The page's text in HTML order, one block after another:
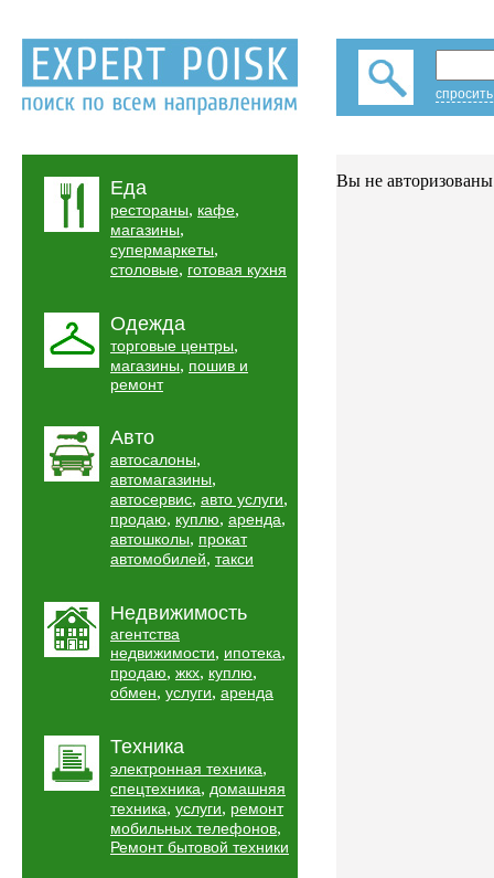
Еда
рестораны, кафе,
магазины,
супермаркеты,
столовые, готовая кухня
Одежда
торговые центры,
магазины, пошив и
ремонт
Авто
автосалоны,
автомагазины,
автосервис, авто услуги,
продаю, куплю, аренда,
автошколы, прокат
автомобилей, такси
Недвижимость
агентства
недвижимости, ипотека,
продаю, жкх, куплю,
обмен, услуги, аренда
Техника
электронная техника,
спецтехника, домашняя
техника, услуги, ремонт
мобильных телефонов,
Ремонт бытовой техники
Вы не